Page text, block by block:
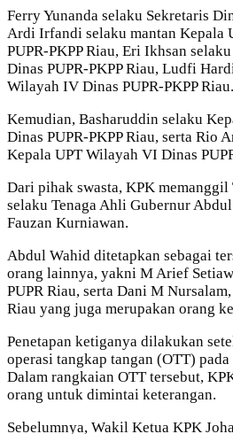
Ferry Yunanda selaku Sekretaris
Ardi Irfandi selaku mantan Kepala
PUPR-PKPP Riau, Eri Ikhsan
Dinas PUPR-PKPP Riau, Ludfi
Wilayah IV Dinas PUPR-PKPP Riau.
Kemudian, Basharuddin selaku
Dinas PUPR-PKPP Riau, serta Rio
Kepala UPT Wilayah VI Dinas
Dari pihak swasta, KPK
selaku Tenaga Ahli Gubernur
Fauzan Kurniawan.
Abdul Wahid ditetapkan sebagai
orang lainnya, yakni M Arief
PUPR Riau, serta Dani M
Riau yang juga merupakan orang
Penetapan ketiganya dilakukan
operasi tangkap tangan (OTT)
Dalam rangkaian OTT tersebut,
orang untuk dimintai keterangan.
Sebelumnya, Wakil Ketua KPK